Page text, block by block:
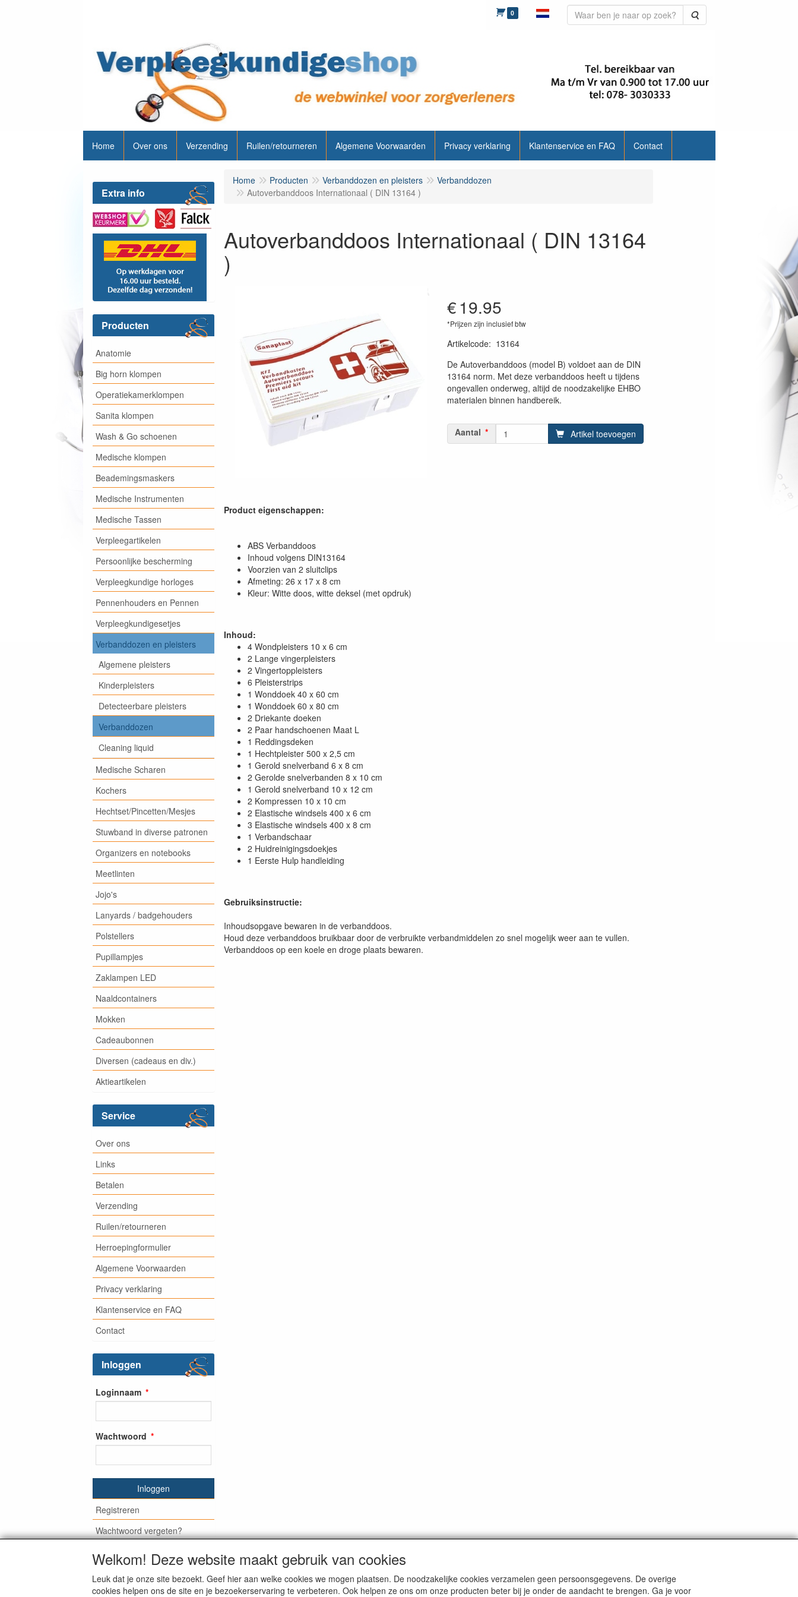
0 Zoeken
Home Over ons Verzending Ruilen/retourneren Algemene Voorwaarden Privacy verklaring Klantenservice en FAQ Contact
Extra info
Producten
Anatomie
Big horn klompen
Operatiekamerklompen
Sanita klompen
Wash & Go schoenen
Medische klompen
Beademingsmaskers
Medische Instrumenten
Medische Tassen
Verpleegartikelen
Persoonlijke bescherming
Verpleegkundige horloges
Pennenhouders en Pennen
Verpleegkundigesetjes
Verbanddozen en pleisters
Algemene pleisters
Kinderpleisters
Detecteerbare pleisters
Verbanddozen
Cleaning liquid
Medische Scharen
Kochers
Hechtset/Pincetten/Mesjes
Stuwband in diverse patronen
Organizers en notebooks
Meetlinten
Jojo's
Lanyards / badgehouders
Polstellers
Pupillampjes
Zaklampen LED
Naaldcontainers
Mokken
Cadeaubonnen
Diversen (cadeaus en div.)
Aktieartikelen
Service
Over ons
Links
Betalen
Verzending
Ruilen/retourneren
Herroepingformulier
Algemene Voorwaarden
Privacy verklaring
Klantenservice en FAQ
Contact
Inloggen
Loginnaam
Wachtwoord
Inloggen
Registreren
Wachtwoord vergeten?
Home Producten Verbanddozen en pleisters
Verbanddozen
Autoverbanddoos Internationaal ( DIN 13164 )
Autoverbanddoos Internationaal ( DIN 13164
)
€19.95
*Prijzen zijn inclusief btw
Artikelcode: 13164
De Autoverbanddoos (model B) voldoet aan de DIN
13164 norm. Met deze verbanddoos heeft u tijdens
ongevallen onderweg, altijd de noodzakelijke EHBO
materialen binnen handbereik.
Aantal Artikel toevoegen
Product eigenschappen:
ABS Verbanddoos
Inhoud volgens DIN13164
Voorzien van 2 sluitclips
Afmeting: 26 x 17 x 8 cm
Kleur: Witte doos, witte deksel (met opdruk)
Inhoud:
4 Wondpleisters 10 x 6 cm
2 Lange vingerpleisters
2 Vingertoppleisters
6 Pleisterstrips
1 Wonddoek 40 x 60 cm
1 Wonddoek 60 x 80 cm
2 Driekante doeken
2 Paar handschoenen Maat L
1 Reddingsdeken
1 Hechtpleister 500 x 2,5 cm
1 Gerold snelverband 6 x 8 cm
2 Gerolde snelverbanden 8 x 10 cm
1 Gerold snelverband 10 x 12 cm
2 Kompressen 10 x 10 cm
2 Elastische windsels 400 x 6 cm
3 Elastische windsels 400 x 8 cm
1 Verbandschaar
2 Huidreinigingsdoekjes
1 Eerste Hulp handleiding
Gebruiksinstructie:
Inhoudsopgave bewaren in de verbanddoos.
Houd deze verbanddoos bruikbaar door de verbruikte verbandmiddelen zo snel mogelijk weer aan te vullen.
Verbanddoos op een koele en droge plaats bewaren.
© Medisan Trading | Alblasserdam. Alle genoemde prijzen zijn inclusief BTW en exclusiefverzendkosten, tenzij anders staat aangegeven.
Welkom! Deze website maakt gebruik van cookies
Leuk dat je onze site bezoekt. Geef hier aan welke cookies we mogen plaatsen. De noodzakelijke cookies verzamelen geen persoonsgegevens. De overige
cookies helpen ons de site en je bezoekerservaring te verbeteren. Ook helpen ze ons om onze producten beter bij je onder de aandacht te brengen. Ga je voor